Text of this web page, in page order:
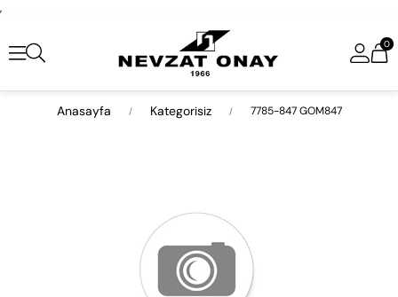
,
0
Anasayfa Kategorisiz 7785-847 GOM847